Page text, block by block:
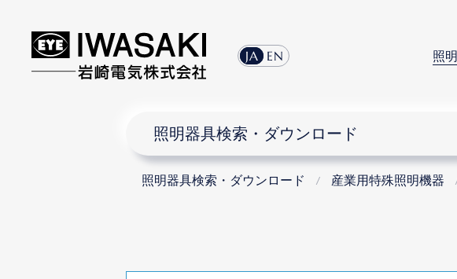
JA EN 照明
照明器具検索・ダウンロード
照明器具検索・ダウンロード 産業用特殊照明機器